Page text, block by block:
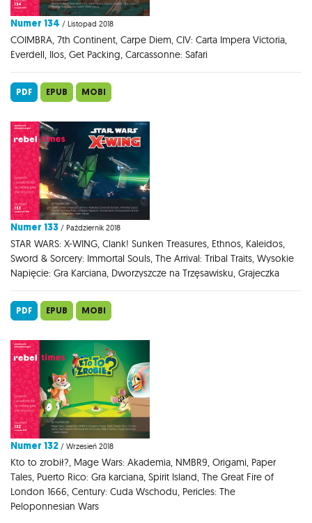
Numer 134 / Listopad 2018
COIMBRA, 7th Continent, Carpe Diem, CIV: Carta Impera Victoria,
Everdell, Ilos, Get Packing, Carcassonne: Safari
PDF EPUB MOBI
Numer 133 / Październik 2018
STAR WARS: X-WING, Clank! Sunken Treasures, Ethnos, Kaleidos,
Sword & Sorcery: Immortal Souls, The Arrival: Tribal Traits, Wysokie
Napięcie: Gra Karciana, Dworzyszcze na Trzęsawisku, Grajeczka
PDF EPUB MOBI
Numer 132 / Wrzesień 2018
Kto to zrobił?, Mage Wars: Akademia, NMBR9, Origami, Paper
Tales, Puerto Rico: Gra karciana, Spirit Island, The Great Fire of
London 1666, Century: Cuda Wschodu, Pericles: The
Peloponnesian Wars